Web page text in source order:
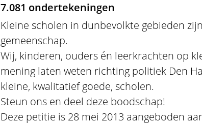
7.081 ondertekeningen
Kleine scholen in dunbevolkte gebieden
gemeenschap.
Wij, kinderen, ouders én leerkrachten op
mening laten weten richting politiek Den
kleine, kwalitatief goede, scholen.
Steun ons en deel deze boodschap!
Deze petitie is 28 mei 2013 aangeboden